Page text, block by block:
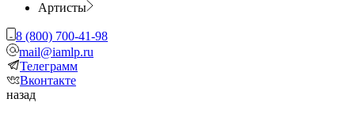
Артисты
8 (800) 700-41-98
mail@iamlp.ru
Телеграмм
Вконтакте
назад